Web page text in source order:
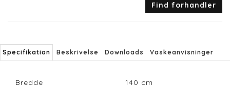
Find forhandler
Specifikation Beskrivelse Downloads Vaskeanvisninger
Bredde 140 cm